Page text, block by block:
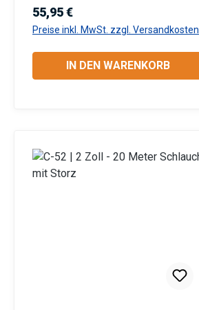
Industrie: Gewerbe, Garten- und
Landschaftsbau, Baugewerbe,
Landwirtschaft, Kommunen,
Privatanwender Information zur
Regulärer Preis:
55,95 €
Preise inkl. MwSt. zzgl. Versandkosten
IN DEN WARENKORB